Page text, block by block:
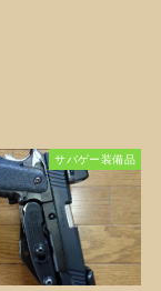
サバゲー装備品